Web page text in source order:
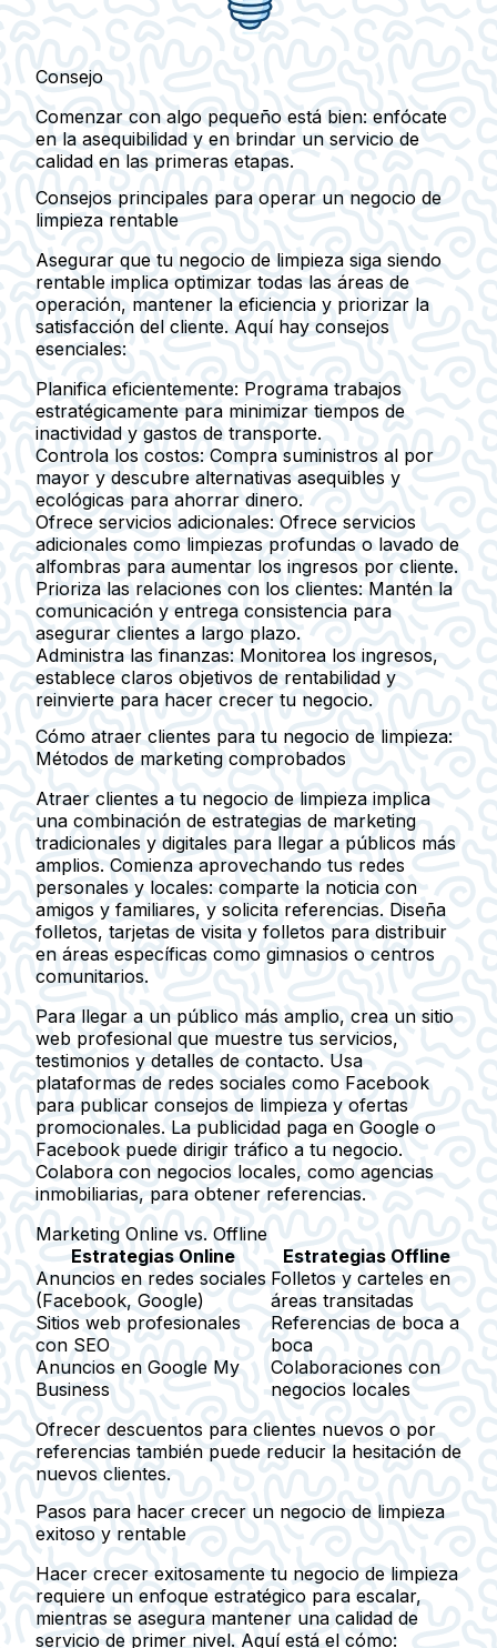
Consejo
Comenzar con algo pequeño está bien: enfócate
en la asequibilidad y en brindar un servicio de
calidad en las primeras etapas.
Consejos principales para operar un negocio de
limpieza rentable
Asegurar que tu negocio de limpieza siga siendo
rentable implica optimizar todas las áreas de
operación, mantener la eficiencia y priorizar la
satisfacción del cliente. Aquí hay consejos
esenciales:
Planifica eficientemente: Programa trabajos
estratégicamente para minimizar tiempos de
inactividad y gastos de transporte.
Controla los costos: Compra suministros al por
mayor y descubre alternativas asequibles y
ecológicas para ahorrar dinero.
Ofrece servicios adicionales: Ofrece servicios
adicionales como limpiezas profundas o lavado de
alfombras para aumentar los ingresos por cliente.
Prioriza las relaciones con los clientes: Mantén la
comunicación y entrega consistencia para
asegurar clientes a largo plazo.
Administra las finanzas: Monitorea los ingresos,
establece claros objetivos de rentabilidad y
reinvierte para hacer crecer tu negocio.
Cómo atraer clientes para tu negocio de limpieza:
Métodos de marketing comprobados
Atraer clientes a tu negocio de limpieza implica
una combinación de estrategias de marketing
tradicionales y digitales para llegar a públicos más
amplios. Comienza aprovechando tus redes
personales y locales: comparte la noticia con
amigos y familiares, y solicita referencias. Diseña
folletos, tarjetas de visita y folletos para distribuir
en áreas específicas como gimnasios o centros
comunitarios.
Para llegar a un público más amplio, crea un sitio
web profesional que muestre tus servicios,
testimonios y detalles de contacto. Usa
plataformas de redes sociales como Facebook
para publicar consejos de limpieza y ofertas
promocionales. La publicidad paga en Google o
Facebook puede dirigir tráfico a tu negocio.
Colabora con negocios locales, como agencias
inmobiliarias, para obtener referencias.
Marketing Online vs. Offline
Estrategias Online
Estrategias Offline
Anuncios en redes sociales
(Facebook, Google)
Folletos y carteles en
áreas transitadas
Sitios web profesionales
con SEO
Referencias de boca a
boca
Anuncios en Google My
Business
Colaboraciones con
negocios locales
Ofrecer descuentos para clientes nuevos o por
referencias también puede reducir la hesitación de
nuevos clientes.
Pasos para hacer crecer un negocio de limpieza
exitoso y rentable
Hacer crecer exitosamente tu negocio de limpieza
requiere un enfoque estratégico para escalar,
mientras se asegura mantener una calidad de
servicio de primer nivel. Aquí está el cómo: